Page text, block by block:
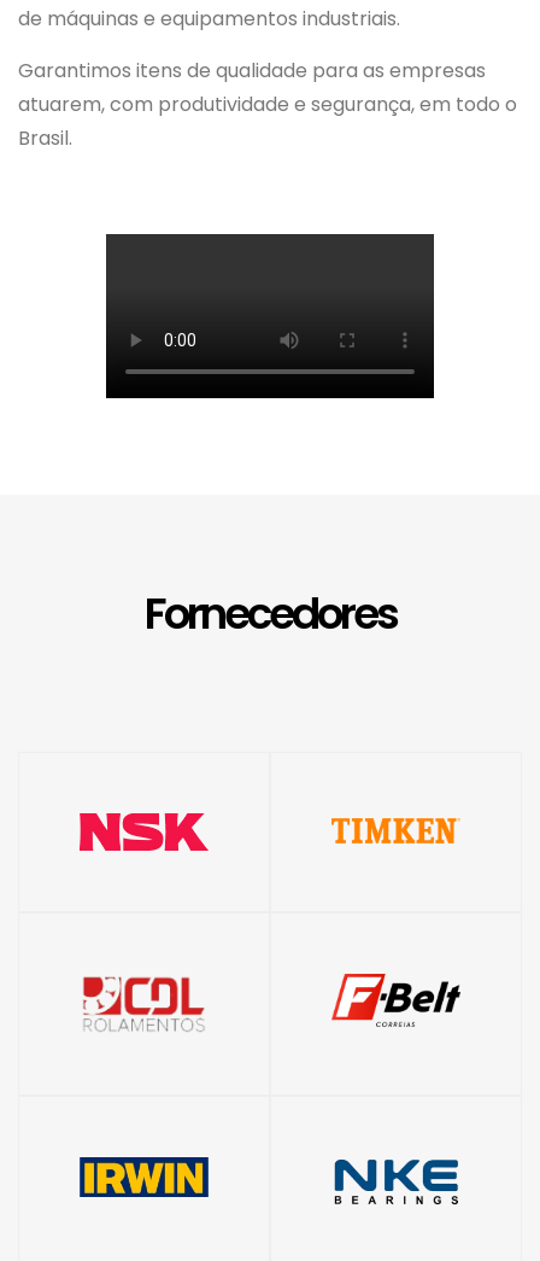
de máquinas e equipamentos industriais.
Garantimos itens de qualidade para as empresas
atuarem, com produtividade e segurança, em todo o
Brasil.
Fornecedores